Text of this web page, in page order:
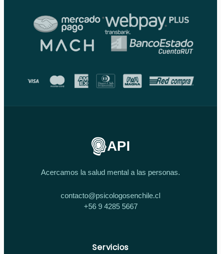
API
Acercamos la salud mental a las personas.
contacto@psicologosenchile.cl
+56 9 4285 5667
Servicios